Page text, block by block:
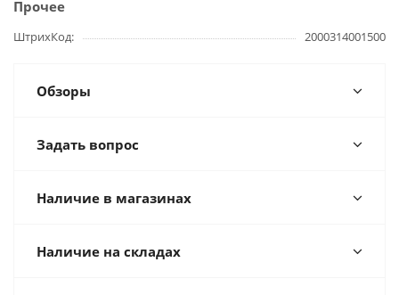
Прочее
ШтрихКод 2000314001500
Обзоры
Задать вопрос
Наличие в магазинах
Наличие на складах